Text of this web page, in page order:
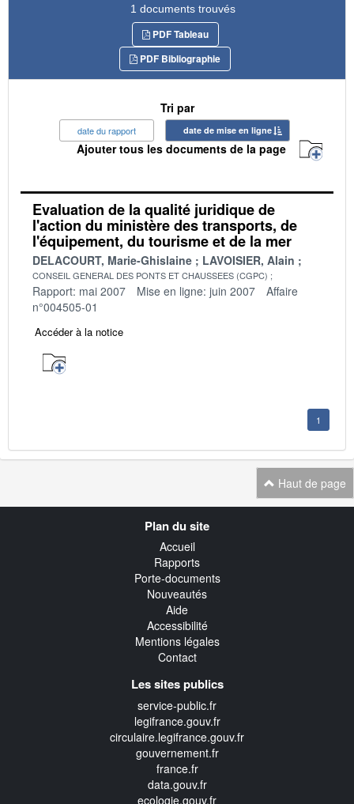
1 documents trouvés
PDF Tableau
PDF Bibliographie
Tri par
date du rapport date de mise en ligne
Ajouter tous les documents de la page
Evaluation de la qualité juridique de
l'action du ministère des transports, de
l'équipement, du tourisme et de la mer
DELACOURT, Marie-Ghislaine LAVOISIER, Alain
CONSEIL GENERAL DES PONTS ET CHAUSSEES (CGPC)
Rapport: mai 2007 Mise en ligne: juin 2007
Affaire
n°004505-01
Accéder à la notice
1
Haut de page
Plan du site
Accueil
Rapports
Porte-documents
Nouveautés
Aide
Accessibilité
Mentions légales
Contact
Les sites publics
service-public.fr
legifrance.gouv.fr
circulaire.legifrance.gouv.fr
gouvernement.fr
france.fr
data.gouv.fr
ecologie.gouv.fr